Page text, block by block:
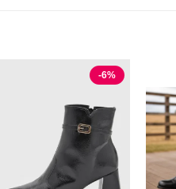
CALÇADOS
Razão Social
CALCADOS
-6%